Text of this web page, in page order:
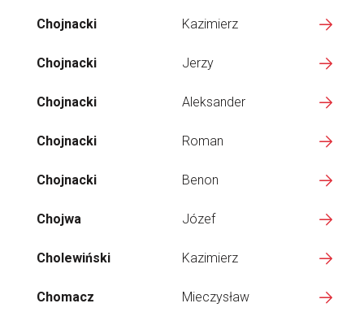
Chojnacki Kazimierz
Chojnacki Jerzy
Chojnacki Aleksander
Chojnacki Roman
Chojnacki Benon
Chojwa Józef
Cholewiński Kazimierz
Chomacz Mieczysław